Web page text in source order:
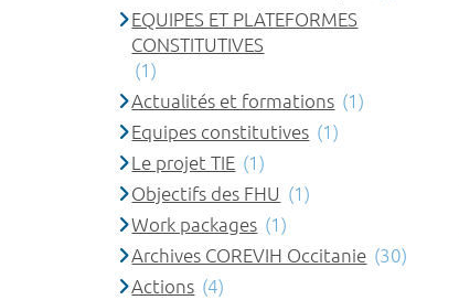
EQUIPES ET PLATEFORMES
CONSTITUTIVES
(1)
Actualités et formations (1)
Equipes constitutives (1)
Le projet TIE (1)
Objectifs des FHU (1)
Work packages (1)
Archives COREVIH Occitanie (30)
Actions (4)